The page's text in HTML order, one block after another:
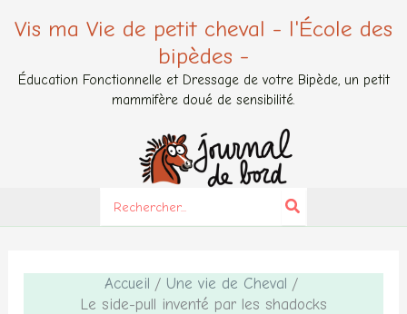
Vis ma Vie de petit cheval - l'École des
bipèdes -
Éducation Fonctionnelle et Dressage de votre Bipède, un petit
mammifère doué de sensibilité.
for:
Accueil
Une vie de Cheval
Le side-pull inventé par les shadocks